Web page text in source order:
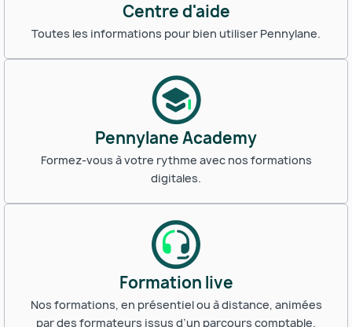
Centre d'aide
Toutes les informations pour bien utiliser Pennylane.
Pennylane Academy
Formez-vous à votre rythme avec nos formations
digitales.
Formation live
Nos formations, en présentiel ou à distance, animées
par des formateurs issus d’un parcours comptable.